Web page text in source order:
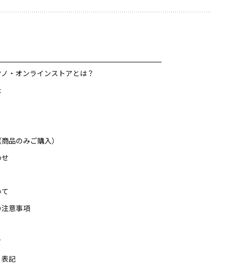
・オンラインストアとは？
品のみご購入）
意事項
記